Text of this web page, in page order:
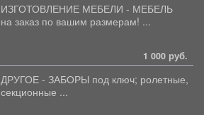
ИЗГОТОВЛЕНИЕ МЕБЕЛИ - МЕБЕЛЬ
на заказ по вашим размерам! ...
1 000 руб.
ДРУГОЕ - ЗАБОРЫ под ключ; ролетные,
секционные ...